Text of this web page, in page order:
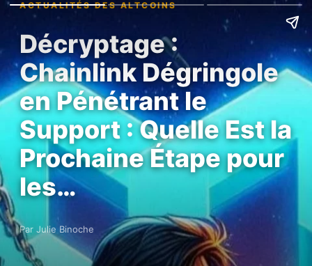
ACTUALITÉS DES ALTCOINS
Décryptage :
Chainlink Dégringole
en Pénétrant le
Support : Quelle Est la
Prochaine Étape pour
les…
Par Julie Binoche